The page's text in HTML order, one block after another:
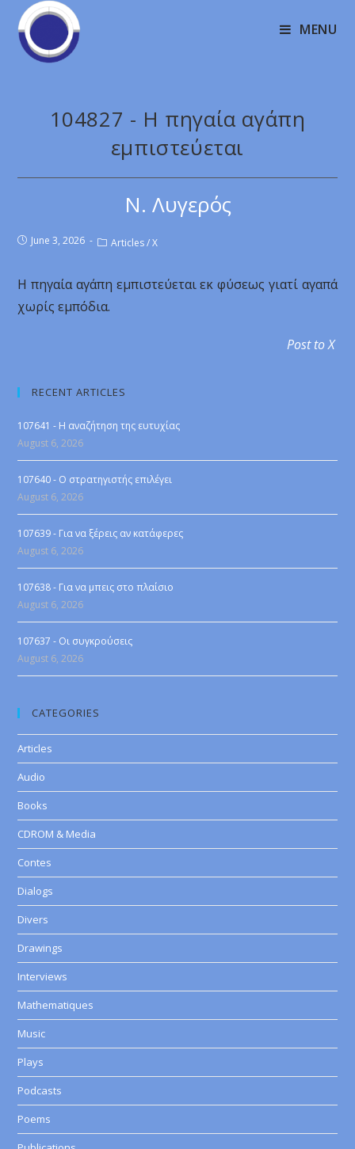
MENU
104827 - Η πηγαία αγάπη
εμπιστεύεται
Ν. Λυγερός
June 3, 2026 Articles / X
Η πηγαία αγάπη εμπιστεύεται εκ φύσεως γιατί αγαπά
χωρίς εμπόδια.
Post to X
RECENT ARTICLES
107641 - Η αναζήτηση της ευτυχίας
August 6, 2026
107640 - Ο στρατηγιστής επιλέγει
August 6, 2026
107639 - Για να ξέρεις αν κατάφερες
August 6, 2026
107638 - Για να μπεις στο πλαίσιο
August 6, 2026
107637 - Οι συγκρούσεις
August 6, 2026
CATEGORIES
Articles
Audio
Books
CDROM & Media
Contes
Dialogs
Divers
Drawings
Interviews
Mathematiques
Music
Plays
Podcasts
Poems